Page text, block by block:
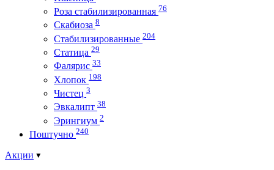
Роза стабилизированная 76
Скабиоза 8
Стабилизированные 204
Статица 29
Фалярис 33
Хлопок 198
Чистец 3
Эвкалипт 38
Эрингиум 2
Поштучно 240
Акции